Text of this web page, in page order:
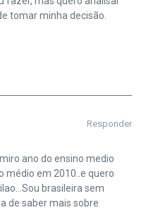
tomar minha decisão.
Responder
ano do ensino medio
médio em 2010..e quero
brasileira sem
de saber mais sobre